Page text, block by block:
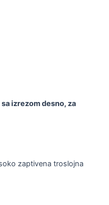
izrezom desno, za
zaptivena troslojna